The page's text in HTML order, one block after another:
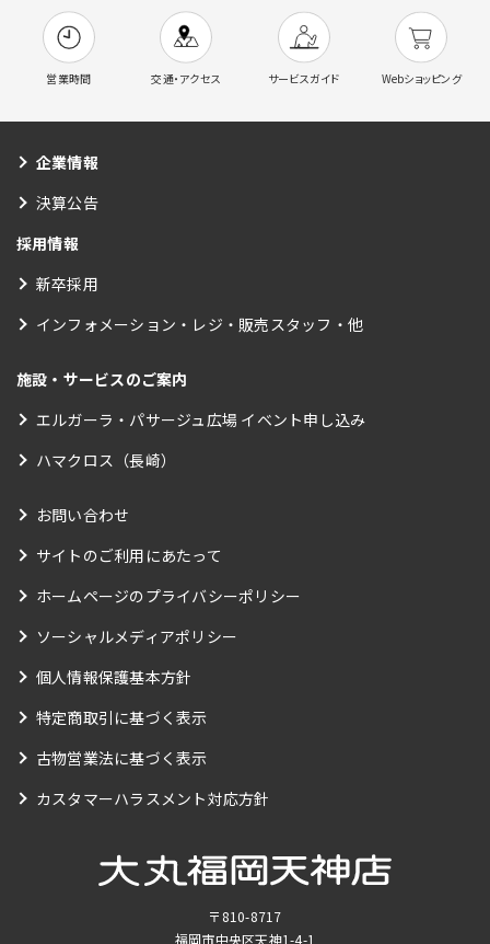
営業時間 交通・アクセス サービスガイド Webショッピング
企業情報
決算公告
採用情報
新卒採用
インフォメーション・レジ・販売スタッフ・他
施設・サービスのご案内
エルガーラ・パサージュ広場 イベント申し込み
ハマクロス（長崎）
お問い合わせ
サイトのご利用にあたって
ホームページのプライバシーポリシー
ソーシャルメディアポリシー
個人情報保護基本方針
特定商取引に基づく表示
古物営業法に基づく表示
カスタマーハラスメント対応方針
〒810-8717
福岡市中央区天神1-4-1